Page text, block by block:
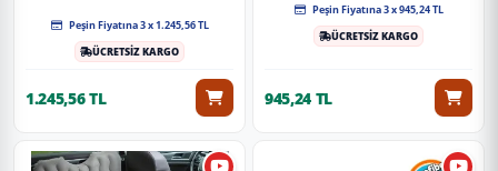
Peşin Fiyatına 3 x 1.245,56 TL
ÜCRETSİZ KARGO
1.245,56 TL
Peşin Fiyatına 3 x 945,24 TL
ÜCRETSİZ KARGO
945,24 TL